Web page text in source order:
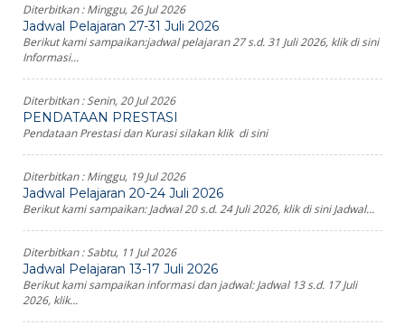
Diterbitkan :Minggu, 26 Jul 2026
Jadwal Pelajaran 27-31 Juli 2026
Berikut kami sampaikan:jadwal pelajaran 27 s.d. 31 Juli 2026, klik di sini
Informasi...
Diterbitkan :Senin, 20 Jul 2026
PENDATAAN PRESTASI
Pendataan Prestasi dan Kurasi silakan klik di sini
Diterbitkan :Minggu, 19 Jul 2026
Jadwal Pelajaran 20-24 Juli 2026
Berikut kami sampaikan: Jadwal 20 s.d. 24 Juli 2026, klik di sini Jadwal...
Diterbitkan :Sabtu, 11 Jul 2026
Jadwal Pelajaran 13-17 Juli 2026
Berikut kami sampaikan informasi dan jadwal: Jadwal 13 s.d. 17 Juli
2026, klik...